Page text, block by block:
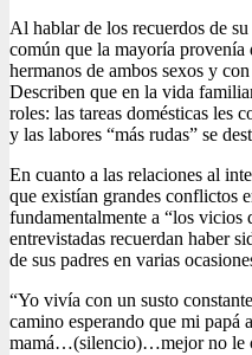
Al hablar de los recuerdos de
común que la mayoría provenía
hermanos de ambos sexos y
Describen que en la vida
roles: las tareas domésticas les
y las labores “más rudas” se
En cuanto a las relaciones al
que existían grandes conflictos
fundamentalmente a “los vicios
entrevistadas recuerdan haber
de sus padres en varias
“Yo vivía con un susto
camino esperando que mi papá
mamá…(silencio)…mejor no le